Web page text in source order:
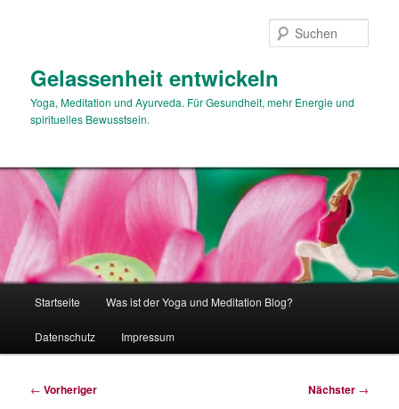
Gelassenheit entwickeln
Yoga, Meditation und Ayurveda. Für Gesundheit, mehr Energie und
spirituelles Bewusstsein.
Startseite Was ist der Yoga und Meditation Blog?
Datenschutz Impressum
Beitragsnavigation
← Vorheriger Nächster →